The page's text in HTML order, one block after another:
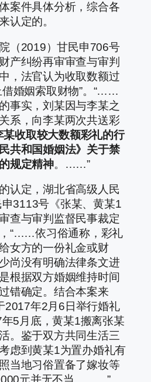
案件具体分析，综合各
认定的。
（2019）甘民申706号
产纠纷再审审查与审判
，法官认为收取数额过
借婚姻索取财物”。“……
事实，刘某因与李某之
系，向李某两次共送彩
某收取较大数额彩礼的行
共和国婚姻法》关于禁
规定精神。……”
认定，湖北省高级人民
3113号《张某、黄某1
查与审判监督民事裁定
“……依习俗通称，彩礼
女方的一份礼金或财
尚没有明确法律条文进
根据双方婚姻维持时间
错确定。结合本案来
2017年2月6日举行婚礼
5月底，黄某1搬离张某
。鉴于双方共同生活三
虑到黄某1为置办婚礼有
当地习俗置备了嫁妆等